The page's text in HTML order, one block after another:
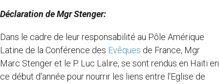
Déclaration de Mgr Stenger:
Dans le cadre de leur responsabilité au Pôle Amérique
Latine de la Conférence des Evêques de France, Mgr
Marc Stenger et le P. Luc Lalire, se sont rendus en Haïti en
ce début d'année pour nourrir les liens entre l'Eglise de